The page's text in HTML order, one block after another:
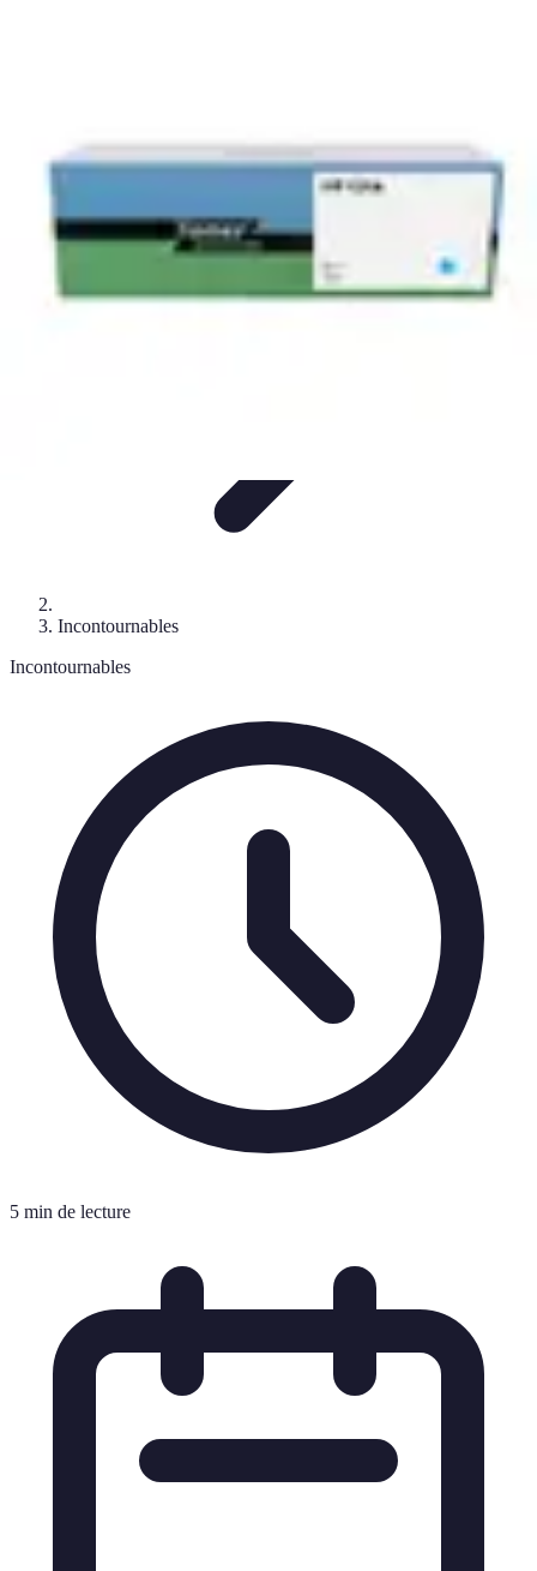
Incontournables
Incontournables
5 min de lecture